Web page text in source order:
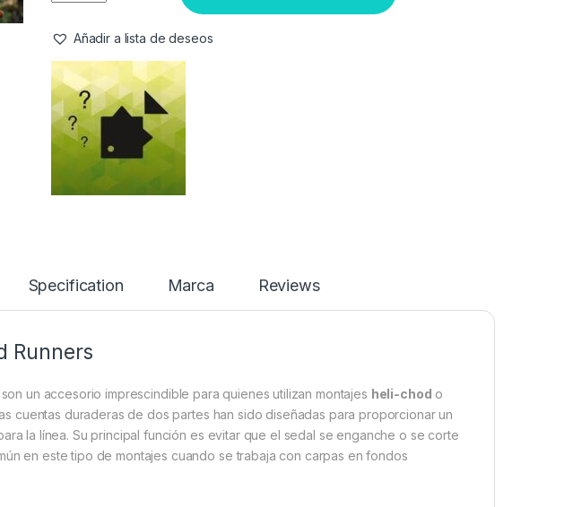
Añadir a lista de deseos
Specification Marca Reviews
Runners
son un accesorio imprescindible para quienes utilizan montajes heli-chod o
cuentas duraderas de dos partes han sido diseñadas para proporcionar un
la línea. Su principal función es evitar que el sedal se enganche o se corte
en este tipo de montajes cuando se trabaja con carpas en fondos